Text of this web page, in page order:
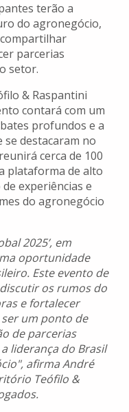
terão a
do agronegócio,
parcerias
setor.
& Raspantini
contará com um
profundos e a
destacaram no
cerca de 100
plataforma de alto
experiências e
do agronegócio
2025’, em
oportunidade
Este evento de
os rumos do
e fortalecer
um ponto de
de parcerias
liderança do Brasil
afirma André
Teófilo &